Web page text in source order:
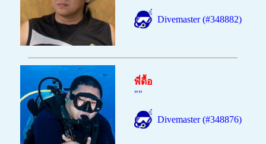
Divemaster (#348882)
พี่ดื้อ
""
Divemaster (#348876)